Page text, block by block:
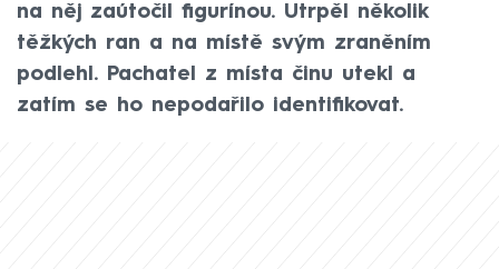
na něj zaútočil figurínou. Utrpěl několik
těžkých ran a na místě svým zraněním
podlehl. Pachatel z místa činu utekl a
zatím se ho nepodařilo identifikovat.